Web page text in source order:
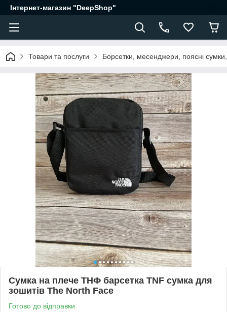
Інтернет-магазин "DeepShop"
Товари та послуги Борсетки, месенджери, поясні сумки,
Сумка на плече ТНФ барсетка TNF сумка для
зошитів The North Face
Готово до відправки